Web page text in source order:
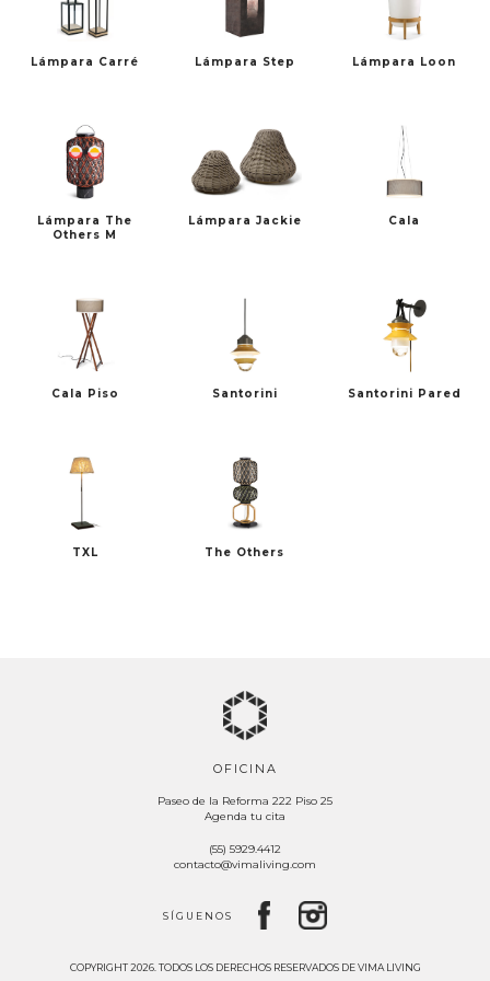
FREDERICIA HAY
MARSET
Lámpara Carré Lámpara Step Lámpara Loon
Lámpara The
Others M
Lámpara Jackie Cala
Cala Piso Santorini Santorini Pared
TXL The Others
OFICINA
Paseo de la Reforma 222 Piso 25
Agenda tu cita
(55) 5929.4412
contacto@vimaliving.com
SÍGUENOS
COPYRIGHT 2026. TODOS LOS DERECHOS RESERVADOS DE VIMA LIVING